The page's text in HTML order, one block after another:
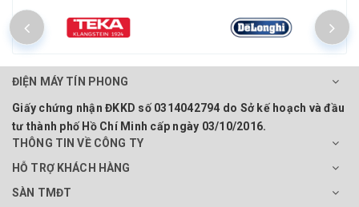
ĐIỆN MÁY TÍN PHONG
Giấy chứng nhận ĐKKD số 0314042794 do Sở kế hoạch và đầu
tư thành phố Hồ Chí Minh cấp ngày 03/10/2016.
THÔNG TIN VỀ CÔNG TY
HỖ TRỢ KHÁCH HÀNG
SÀN TMĐT